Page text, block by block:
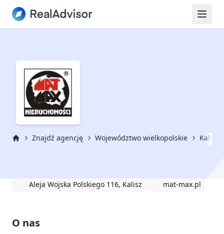
Znajdź agencję Województwo wielkopolskie Kalisz
Aleja Wojska Polskiego 116, Kalisz mat-max.pl
O nas